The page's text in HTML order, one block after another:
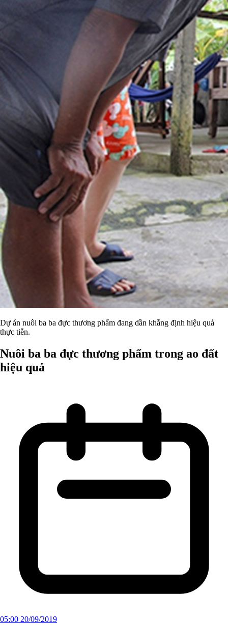
Dự án nuôi ba ba đực thương phẩm đang dần khẳng định hiệu quả
thực tiễn.
Nuôi ba ba đực thương phẩm trong ao đất
hiệu quả
05:00 20/09/2019